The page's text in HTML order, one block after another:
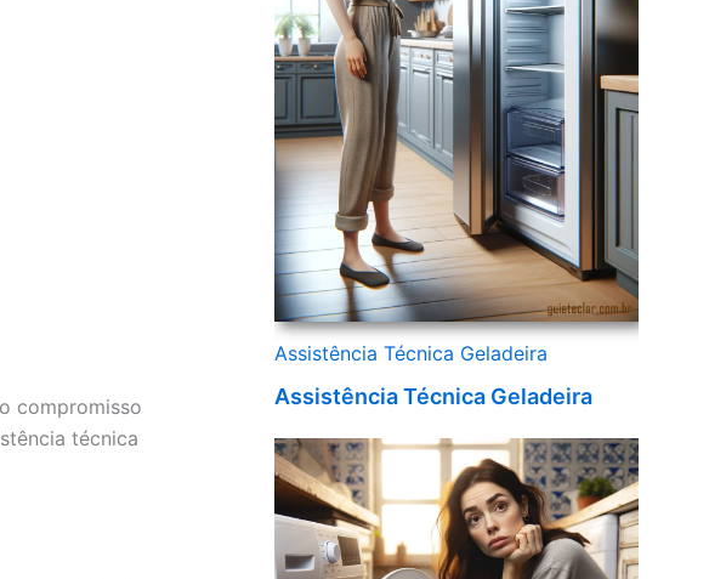
compromisso
técnica
Assistência Técnica Geladeira
Assistência Técnica Geladeira